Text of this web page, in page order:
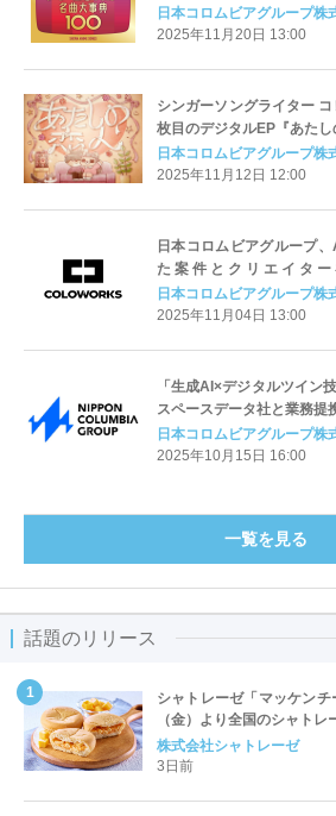
年代順に100曲収録した永
が 名曲大事典100』発売
日本コロムビアグループ株
2025年11月20日 13:00
シンガーソングライター
枚目のデジタルEP『あた
日本コロムビアグループ株
2025年11月12日 12:00
日本コロムビアグループ
た案件とクリエイタ
「COLOWORKS」を始動
日本コロムビアグループ株
2025年11月04日 13:00
「生成AI×デジタルツイン
スペースデータ社と業務提
日本コロムビアグループ株
2025年10月15日 16:00
一覧を見る
話題のリリース
シャトレーゼ「マッケン
（金）より全国のシャト
株式会社シャトレーゼ
3日前